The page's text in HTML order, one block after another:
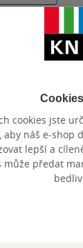
cookies jste
aby náš e-shop
lepší a
může předat